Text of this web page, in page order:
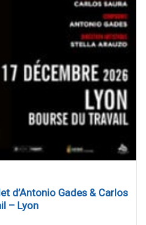
d’Antonio Gades & Carlos
– Lyon